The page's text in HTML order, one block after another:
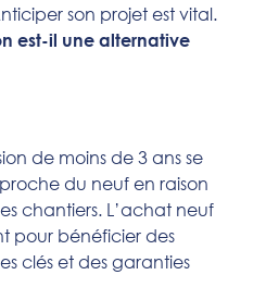
son projet est vital.
est-il une alternative
de moins de 3 ans se
du neuf en raison
chantiers. L’achat neuf
pour bénéficier des
clés et des garanties